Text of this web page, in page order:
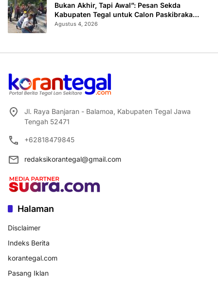
Bukan Akhir, Tapi Awal”: Pesan Sekda
Kabupaten Tegal untuk Calon Paskibraka
2026
Agustus 4, 2026
Jl. Raya Banjaran - Balamoa, Kabupaten Tegal Jawa
Tengah 52471
+62818479845
redaksikorantegal@gmail.com
Halaman
Disclaimer
Indeks Berita
korantegal.com
Pasang Iklan